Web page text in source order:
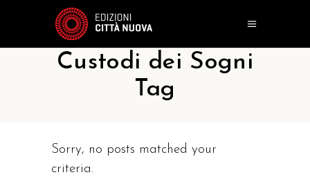
Custodi dei Sogni
Tag
Sorry, no posts matched your
criteria.